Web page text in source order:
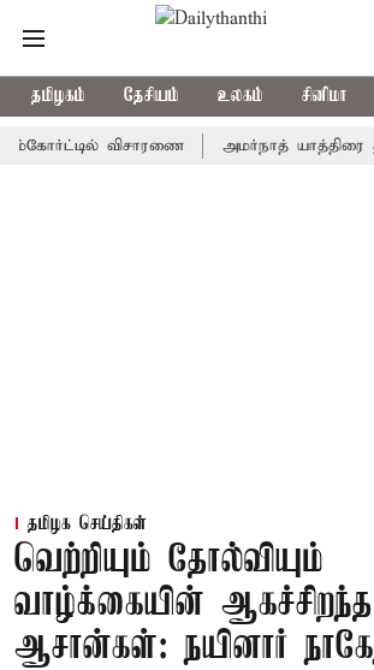
தமிழகம் தேசியம் உலகம் சினிமா
விசாரணை அமர்நாத் யாத்திரை
தமிழக செய்திகள்
வெற்றியும் தோல்வியும்
வாழ்க்கையின் ஆகச்சிறந்த
ஆசான்கள்: நயினார்